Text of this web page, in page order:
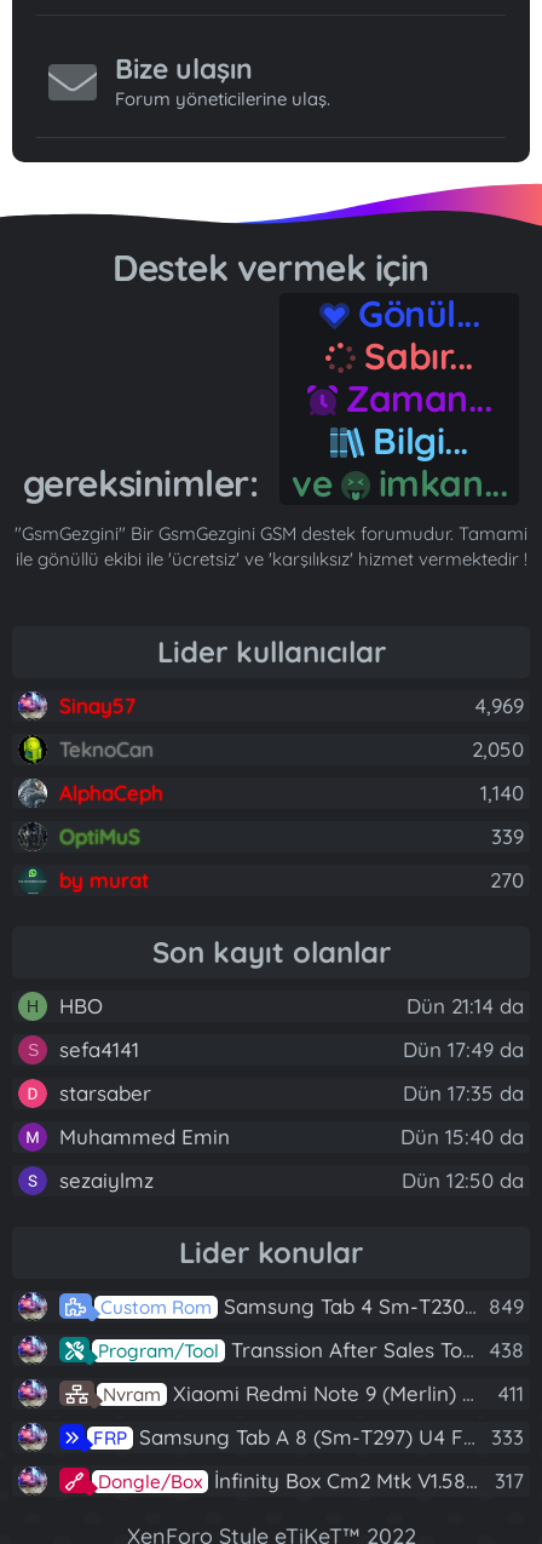
Bize ulaşın
Forum yöneticilerine ulaş.
Destek vermek için
gereksinimler:
Gönül...
Sabır...
Zaman...
Bilgi...
ve
imkan...
"GsmGezgini" Bir GsmGezgini GSM destek forumudur. Tamami
ile gönüllü ekibi ile 'ücretsiz' ve 'karşılıksız' hizmet vermektedir !
Lider kullanıcılar
Sinay57
4,969
TeknoCan
2,050
AlphaCeph
1,140
OptiMuS
339
by murat
270
Son kayıt olanlar
H HBO Dün 21:14 da
S sefa4141
Dün 17:49 da
starsaber
Dün 17:35 da
Muhammed Emin
Dün 15:40 da
sezaiylmz
Dün 12:50 da
Lider konular
Custom Rom Samsung Tab 4 Sm-T230 Android 7.1 Stabil Eba Destekli Yazılım 849
Program/Tool Transsion After Sales Tool V1.5.1 Full (Tüm Mtk Işlemcili Cihazları Meta Moda Alma) 438
Nvram Xiaomi Redmi Note 9 (Merlin) Nvram Yedeği Fix Nv By Dft Pro 411
FRP Samsung Tab A 8 (Sm-T297) U4 Frp Reset 333
Dongle/Box İnfinity Box Cm2 Mtk V1.58 Full Kurulum+Crack 317
XenForo Style eTiKeT™ 2022